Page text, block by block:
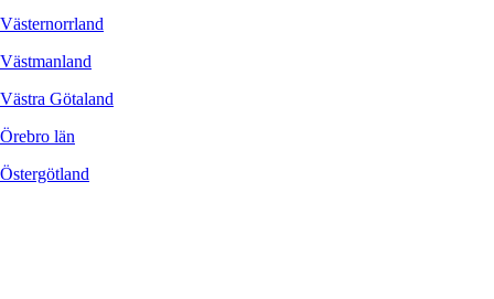
Västernorrland
Västmanland
Västra Götaland
Örebro län
Östergötland